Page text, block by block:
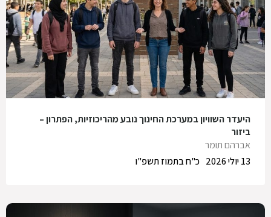
היעדר השוויון במערכת החינוך נובע מהריכוזיות, הפתרון –
ביזור
אברהם תומר
כ"ח בתמוז תשפ"ו
13 יולי 2026